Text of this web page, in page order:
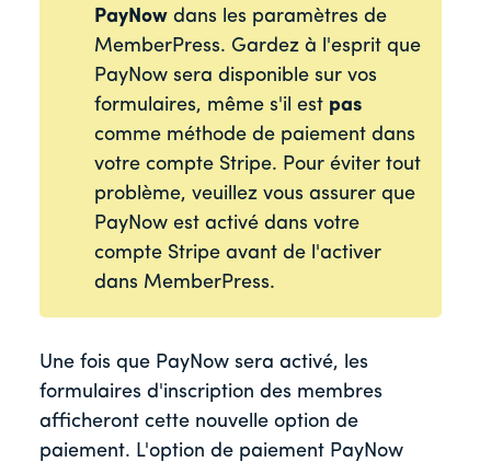
PayNowdans les paramètres de
MemberPress. Gardez à l'esprit que
PayNow sera disponible sur vos
formulaires, même s'il est pas
comme méthode de paiement dans
votre compte Stripe. Pour éviter tout
problème, veuillez vous assurer que
PayNow est activé dans votre
compte Stripe avant de l'activer
dans MemberPress.
Une fois que PayNow sera activé, les
formulaires d'inscription des membres
afficheront cette nouvelle option de
paiement. L'option de paiement PayNow